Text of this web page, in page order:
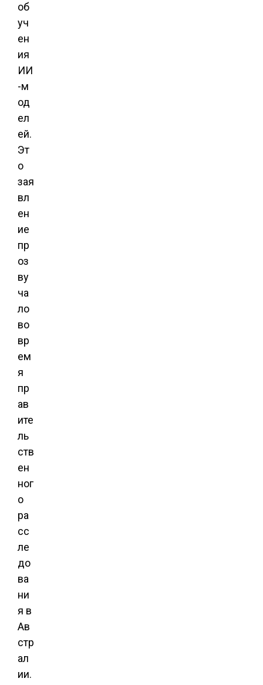
об
уч
ен
ия
ИИ
-м
од
ел
ей.
Эт
о
зая
вл
ен
ие
пр
оз
ву
ча
ло
во
вр
ем
я
пр
ав
ите
ль
ств
ен
ног
о
ра
сс
ле
до
ва
ни
я в
Ав
стр
ал
ии.